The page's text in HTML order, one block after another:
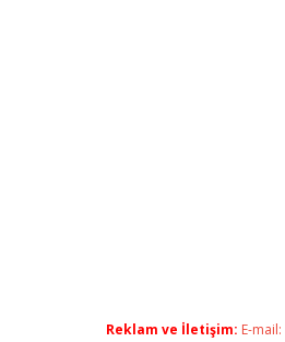
Reklam ve İletişim: E-mail: